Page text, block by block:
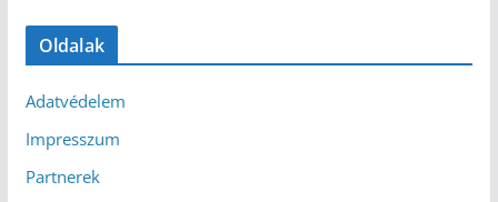
Oldalak
Adatvédelem
Impresszum
Partnerek